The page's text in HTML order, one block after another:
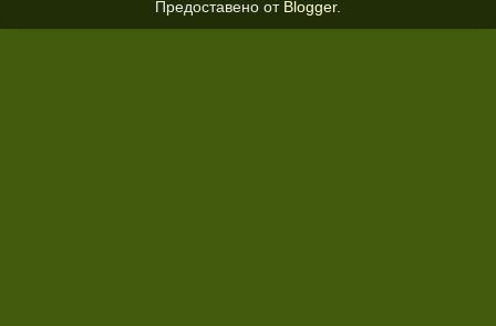
Предоставено от Blogger.